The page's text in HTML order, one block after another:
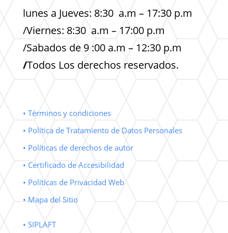
lunes a Jueves: 8:30 a.m – 17:30 p.m
/Viernes: 8:30 a.m – 17:00 p.m
/Sabados de 9 :00 a.m – 12:30 p.m
/Todos Los derechos reservados.
• Términos y condiciones
• Política de Tratamiento de Datos Personales
• Políticas de derechos de autor
• Certificado de Accesibilidad
• Políticas de Privacidad Web
• Mapa del Sitio
• SIPLAFT